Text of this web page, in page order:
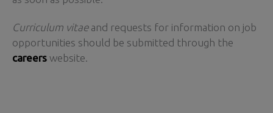
Curriculum vitaeand requests for information on job
opportunities should be submitted through the
careers website.